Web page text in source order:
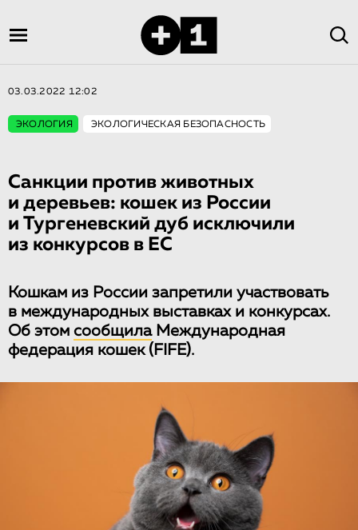
03.03.2022 12:02
ЭКОЛОГИЯ ЭКОЛОГИЧЕСКАЯ БЕЗОПАСНОСТЬ
Санкции против животных
и деревьев: кошек из России
и Тургеневский дуб исключили
из конкурсов в ЕС
Кошкам из России запретили участвовать
в международных выставках и конкурсах.
Об этом сообщилаМеждународная
федерация кошек (FIFE).